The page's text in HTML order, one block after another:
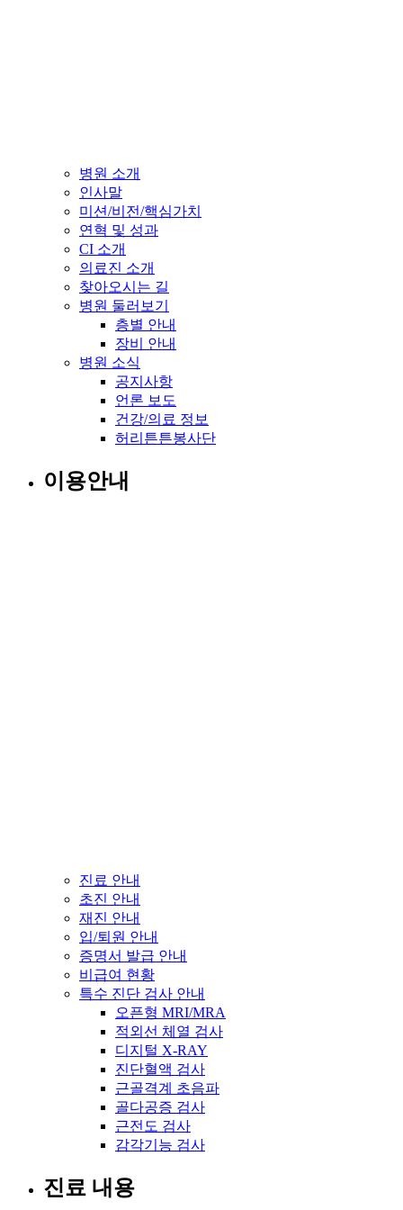
병원 소개
인사말
미션/비전/핵심가치
연혁 및 성과
CI 소개
의료진 소개
찾아오시는 길
병원 둘러보기
층별 안내
장비 안내
병원 소식
공지사항
언론 보도
건강/의료 정보
허리튼튼봉사단
이용안내
진료 안내
초진 안내
재진 안내
입/퇴원 안내
증명서 발급 안내
비급여 현황
특수 진단 검사 안내
오픈형 MRI/MRA
적외선 체열 검사
디지털 X-RAY
진단혈액 검사
근골격계 초음파
골다공증 검사
근전도 검사
감각기능 검사
진료 내용